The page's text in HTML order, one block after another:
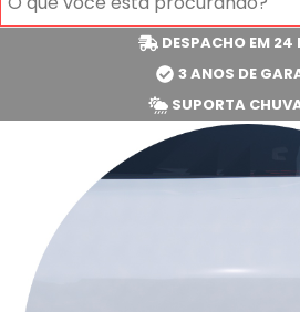
DESPACHO EM 24
3 ANOS DE
SUPORTA